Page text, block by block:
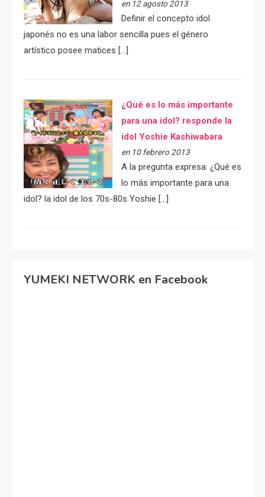
en 12 agosto 2013
Definir el concepto idol
japonés no es una labor sencilla pues el género
artístico posee matices […]
¿Qué es lo más importante
para una idol? responde la
idol Yoshie Kashiwabara
en 10 febrero 2013
A la pregunta expresa: ¿Qué es
lo más importante para una
idol? la idol de los 70s-80s Yoshie […]
YUMEKI NETWORK en Facebook